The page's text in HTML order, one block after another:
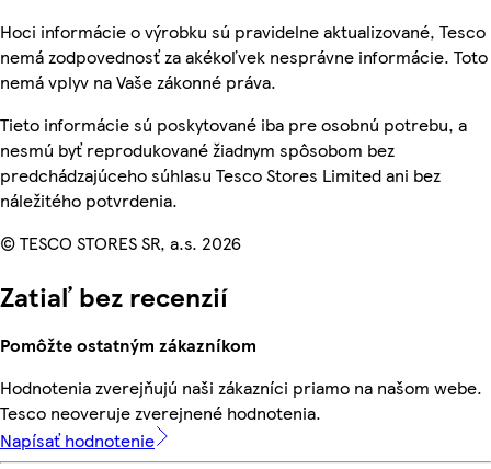
Hoci informácie o výrobku sú pravidelne aktualizované, Tesco
nemá zodpovednosť za akékoľvek nesprávne informácie. Toto
nemá vplyv na Vaše zákonné práva.
Tieto informácie sú poskytované iba pre osobnú potrebu, a
nesmú byť reprodukované žiadnym spôsobom bez
predchádzajúceho súhlasu Tesco Stores Limited ani bez
náležitého potvrdenia.
© TESCO STORES SR, a.s. 2026
Zatiaľ bez recenzií
Pomôžte ostatným zákazníkom
Hodnotenia zverejňujú naši zákazníci priamo na našom webe.
Tesco neoveruje zverejnené hodnotenia.
Napísať hodnotenie